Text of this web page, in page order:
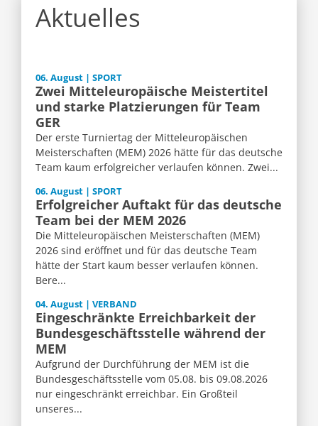
Aktuelles
06. August | SPORT
Zwei Mitteleuropäische Meistertitel
und starke Platzierungen für Team
GER
Der erste Turniertag der Mitteleuropäischen
Meisterschaften (MEM) 2026 hätte für das deutsche
Team kaum erfolgreicher verlaufen können. Zwei...
06. August | SPORT
Erfolgreicher Auftakt für das deutsche
Team bei der MEM 2026
Die Mitteleuropäischen Meisterschaften (MEM)
2026 sind eröffnet und für das deutsche Team
hätte der Start kaum besser verlaufen können.
Bere...
04. August | VERBAND
Eingeschränkte Erreichbarkeit der
Bundesgeschäftsstelle während der
MEM
Aufgrund der Durchführung der MEM ist die
Bundesgeschäftsstelle vom 05.08. bis 09.08.2026
nur eingeschränkt erreichbar. Ein Großteil
unseres...